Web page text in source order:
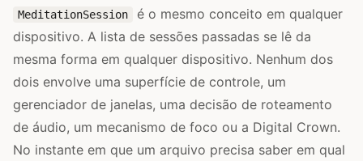
MeditationSession
é o mesmo conceito em qualquer
dispositivo. A lista de sessões passadas se lê da
mesma forma em qualquer dispositivo. Nenhum dos
dois envolve uma superfície de controle, um
gerenciador de janelas, uma decisão de roteamento
de áudio, um mecanismo de foco ou a Digital Crown.
No instante em que um arquivo precisa saber em qual